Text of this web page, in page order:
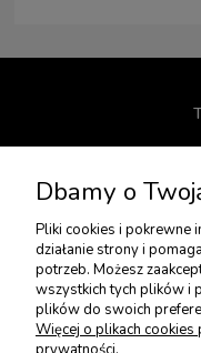
Dbamy o
Pliki cookies i pokrewne
działanie strony i
potrzeb. Możesz
wszystkich tych plików i
plików do swoich
Więcej o plikach cookies